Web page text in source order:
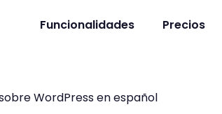
Funcionalidades Precios
WordPress en español